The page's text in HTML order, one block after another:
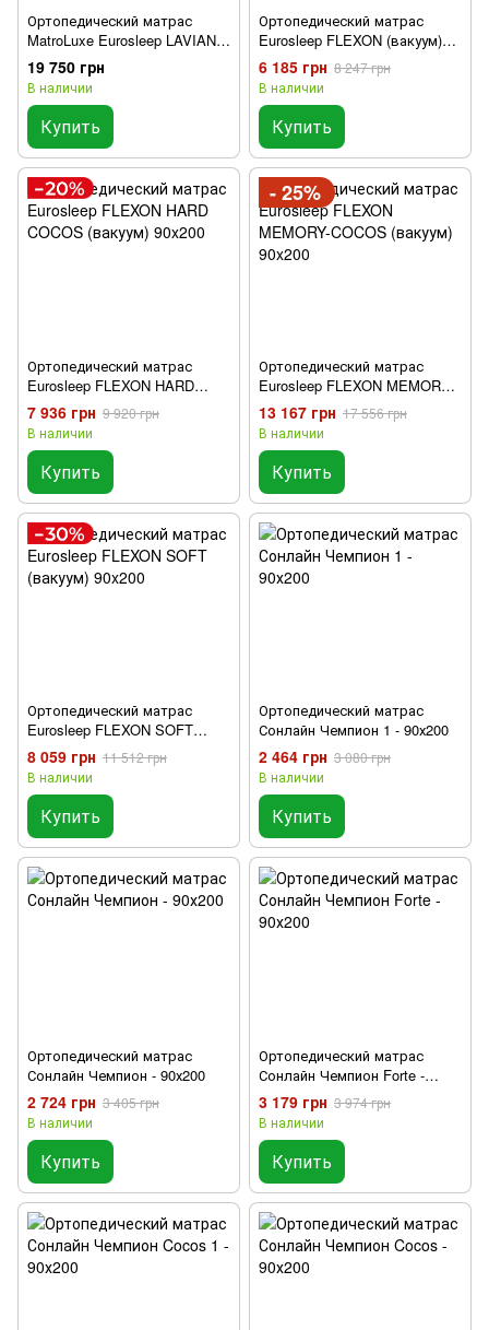
Ортопедический матрас
MatroLuxe Eurosleep LAVIANO
SPRING LATEX-COCOS
90x200
19 750 грн
В наличии
Купить
Ортопедический матрас
Eurosleep FLEXON (вакуум)
90x200
6 185 грн 8 247 грн
В наличии
Купить
Ортопедический матрас
Eurosleep FLEXON HARD
COCOS (вакуум) 90x200
7 936 грн 9 920 грн
В наличии
Купить
- 25%
Ортопедический матрас
Eurosleep FLEXON MEMORY-
COCOS (вакуум) 90x200
13 167 грн 17 556 грн
В наличии
Купить
Ортопедический матрас
Eurosleep FLEXON SOFT
(вакуум) 90x200
8 059 грн 11 512 грн
В наличии
Купить
Ортопедический матрас
Сонлайн Чемпион 1 - 90х200
2 464 грн 3 080 грн
В наличии
Купить
Ортопедический матрас
Сонлайн Чемпион - 90х200
2 724 грн 3 405 грн
В наличии
Купить
Ортопедический матрас
Сонлайн Чемпион Forte -
90х200
3 179 грн 3 974 грн
В наличии
Купить